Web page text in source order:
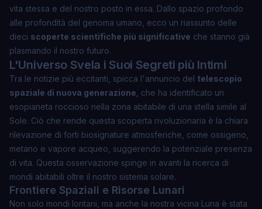
vita stessa e del nostro posto in essa. Dallo spazio profondo
alle profondità del genoma umano, ecco un riassunto delle
dieci scoperte scientifiche più significative che stanno già
plasmando il nostro futuro.
L'Universo Svela i Suoi Segreti più Intimi
Tra le notizie più eccitanti, spicca l'annuncio del telescopio
spaziale di nuova generazione , che ha identificato un
esopianeta roccioso nella zona abitabile di una stella simile al
Sole. Ciò che rende questa scoperta rivoluzionaria è la chiara
rilevazione di forti biosignature atmosferiche , come ossigeno,
metano e vapore acqueo, suggerendo la potenziale presenza
di vita. Questa osservazione spinge in avanti la ricerca di
mondi abitabili oltre il nostro sistema solare.
Frontiere Spaziali e Risorse Lunari
Non solo mondi lontani, ma anche la nostra vicina Luna è stata